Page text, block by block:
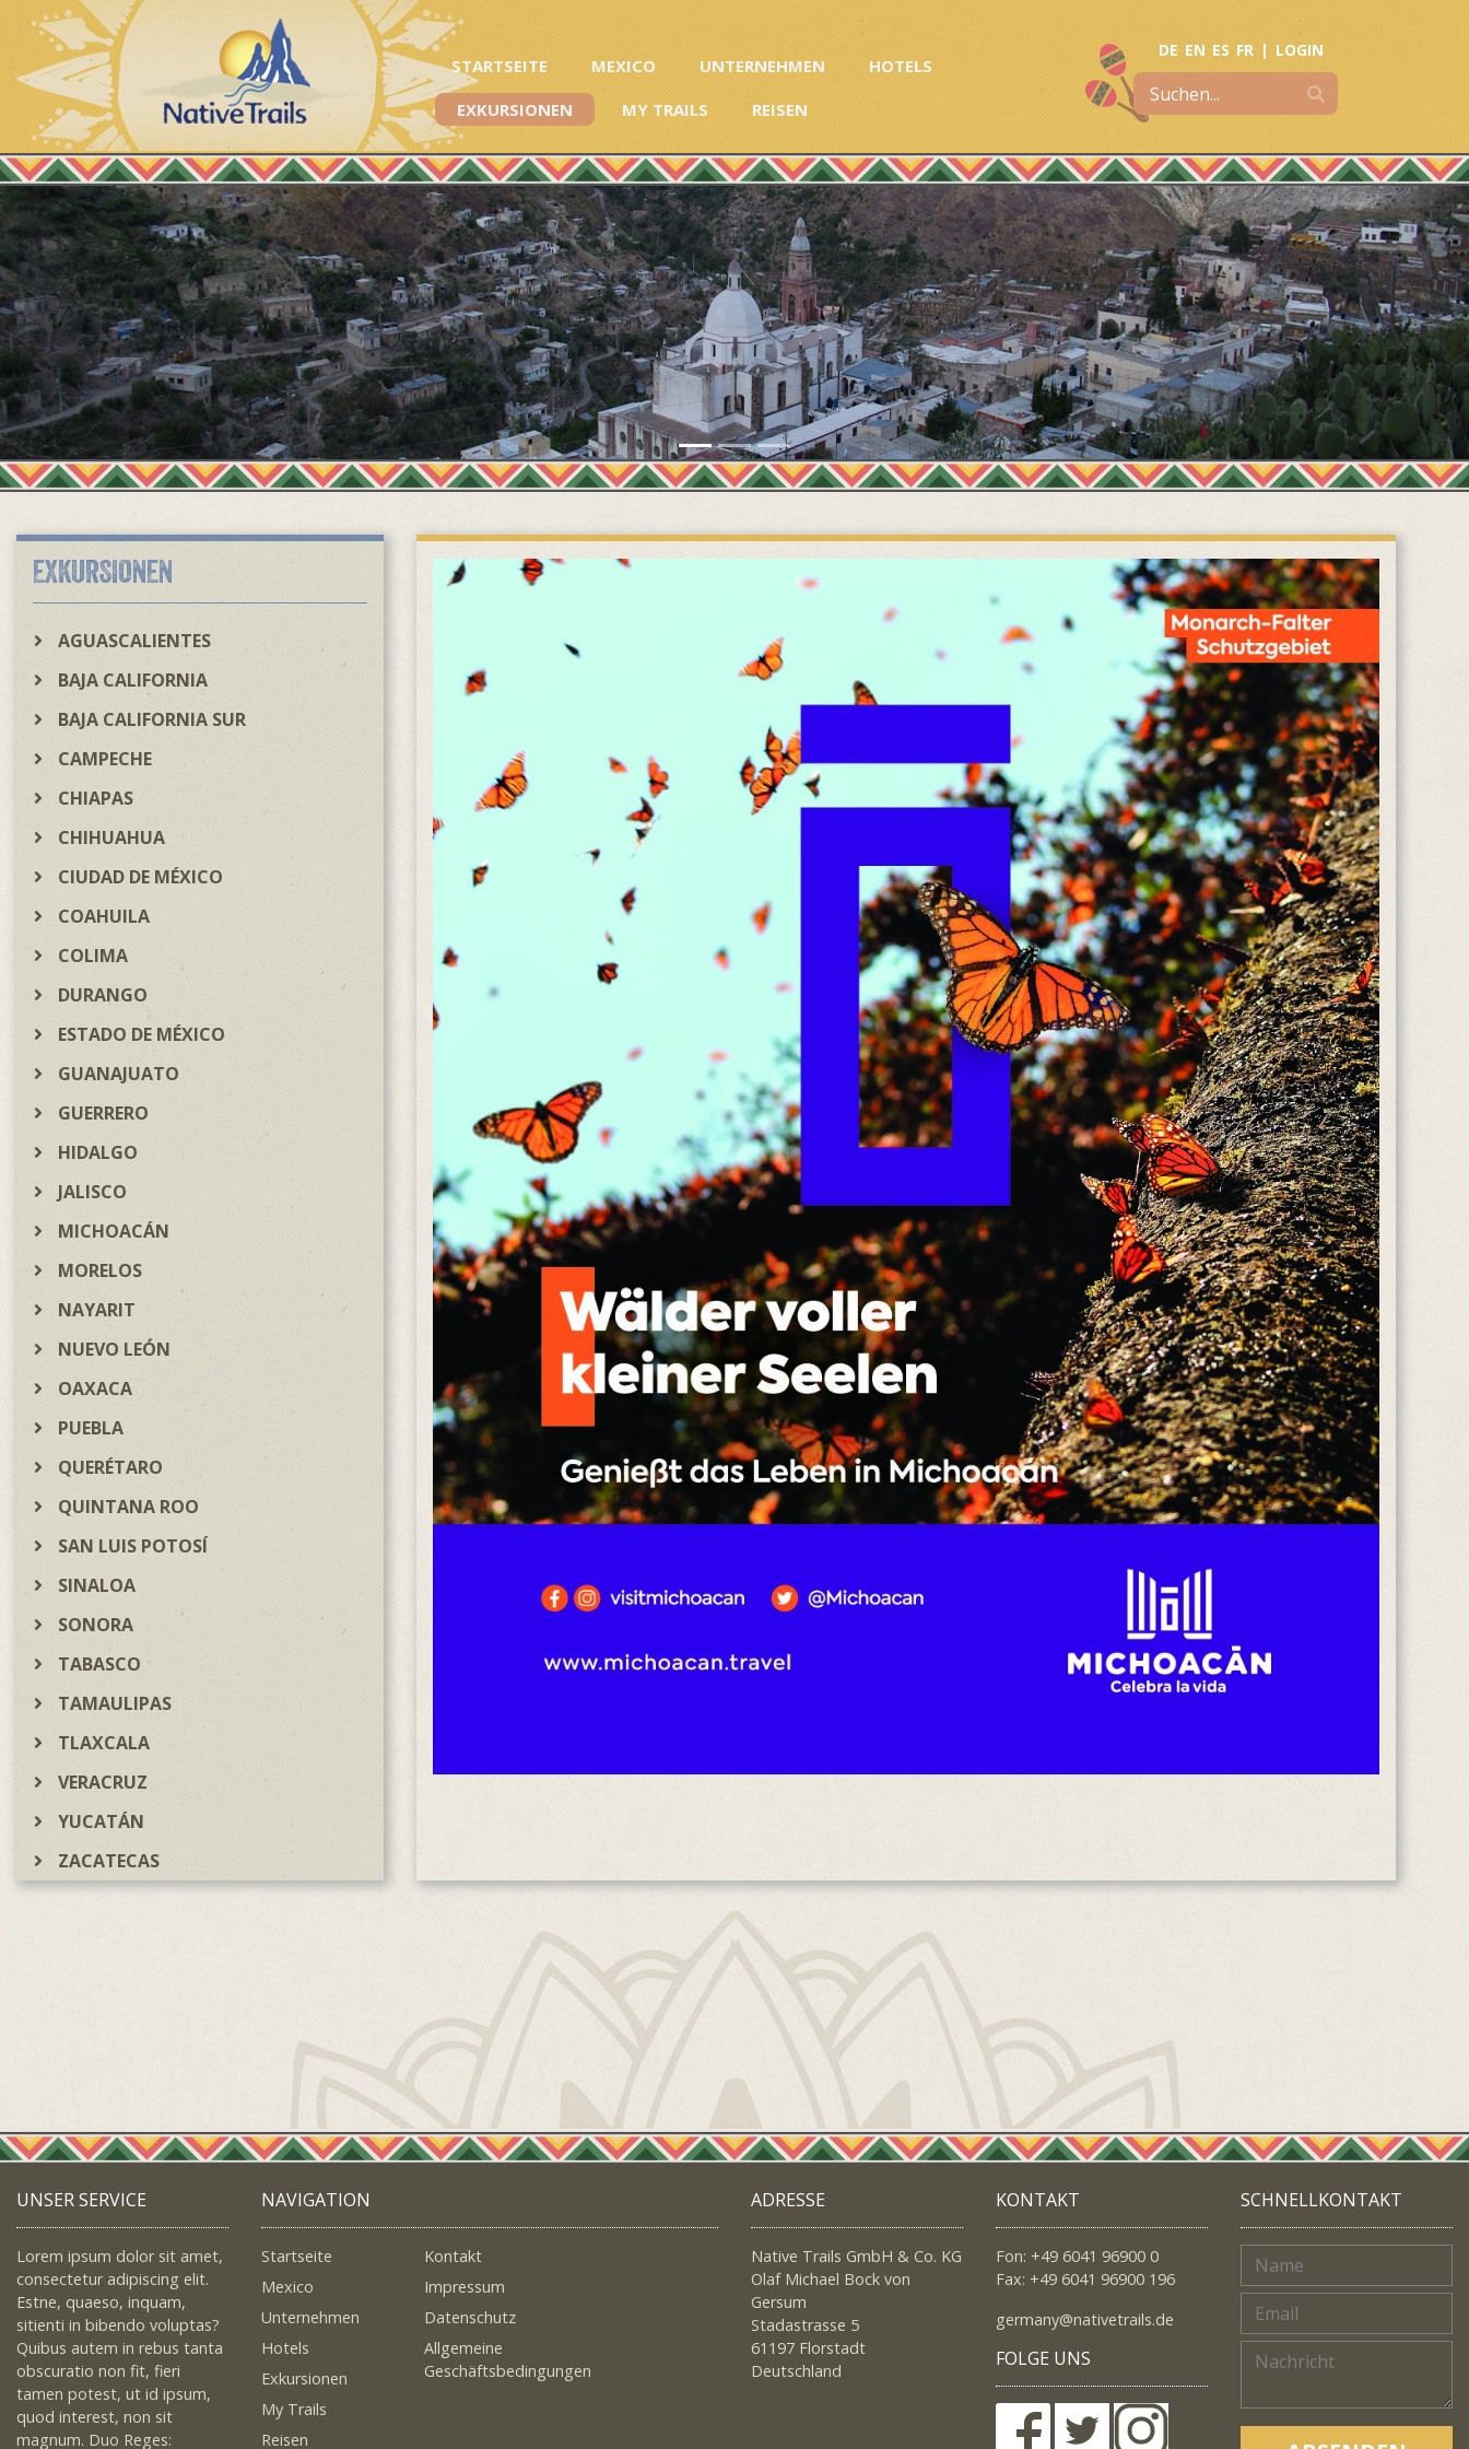
STARTSEITE MEXICO UNTERNEHMEN
HOTELS
EXKURSIONEN
MY TRAILS REISEN
DE EN ES FR | LOGIN
EXKURSIONEN
AGUASCALIENTES
BAJA CALIFORNIA
BAJA CALIFORNIA SUR
CAMPECHE
CHIAPAS
CHIHUAHUA
CIUDAD DE MÉXICO
COAHUILA
COLIMA
DURANGO
ESTADO DE MÉXICO
GUANAJUATO
GUERRERO
HIDALGO
JALISCO
MICHOACÁN
MORELOS
NAYARIT
NUEVO LEÓN
OAXACA
PUEBLA
QUERÉTARO
QUINTANA ROO
SAN LUIS POTOSÍ
SINALOA
SONORA
TABASCO
TAMAULIPAS
TLAXCALA
VERACRUZ
YUCATÁN
ZACATECAS
UNSER SERVICE
Lorem ipsum dolor sit amet,
consectetur adipiscing elit.
Estne, quaeso, inquam,
sitienti in bibendo voluptas?
Quibus autem in rebus tanta
obscuratio non fit, fieri
tamen potest, ut id ipsum,
quod interest, non sit
magnum. Duo Reges:
NAVIGATION
Startseite
Mexico
Unternehmen
Hotels
Exkursionen
My Trails
Reisen
Kontakt
Impressum
Datenschutz
Allgemeine
Geschäftsbedingungen
ADRESSE
Native Trails GmbH & Co. KG
Olaf Michael Bock von
Gersum
Stadastrasse 5
61197 Florstadt
Deutschland
KONTAKT
Fon: +49 6041 96900 0
Fax: +49 6041 96900 196
germany@nativetrails.de
FOLGE UNS
SCHNELLKONTAKT